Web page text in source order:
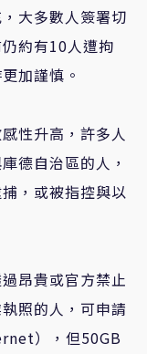
大多數人簽署切
約有10人遭拘
加謹慎。
性升高，許多人
德自治區的人，
，或被指控與以
昂貴或官方禁止
照的人，可申請
），但50GB